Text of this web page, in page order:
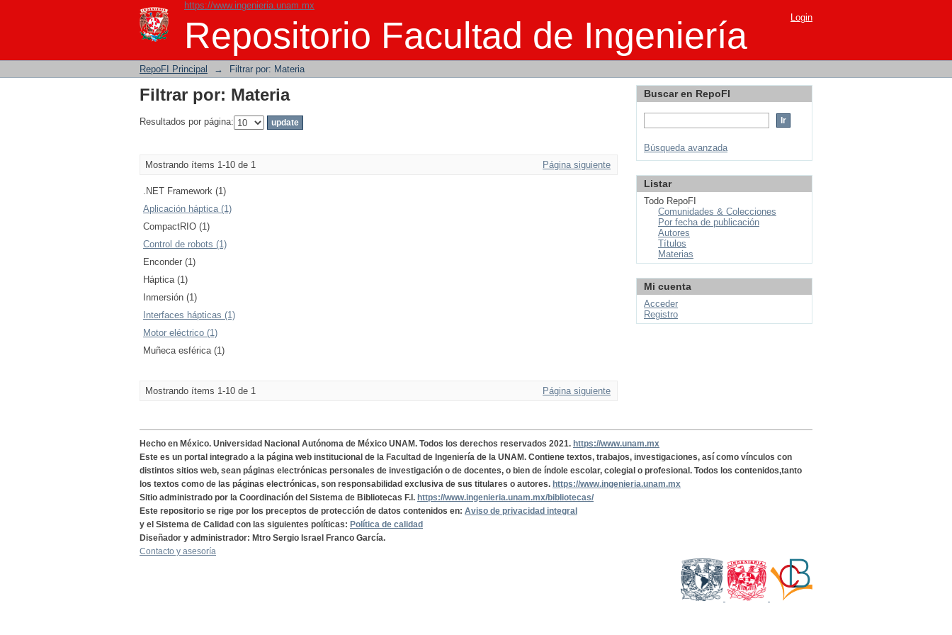
https://www.ingenieria.unam.mx
Repositorio Facultad de Ingeniería
Filtrar por: Materia Login
RepoFI Principal → Filtrar por: Materia
Filtrar por: Materia
Resultados por página:
Mostrando ítems 1-10 de 1 Página siguiente
.NET Framework (1)
Aplicación háptica (1)
CompactRIO (1)
Control de robots (1)
Enconder (1)
Háptica (1)
Inmersión (1)
Interfaces hápticas (1)
Motor eléctrico (1)
Muñeca esférica (1)
Mostrando ítems 1-10 de 1 Página siguiente
Buscar en RepoFI
Búsqueda avanzada
Listar
Todo RepoFI
Comunidades & Colecciones
Por fecha de publicación
Autores
Títulos
Materias
Mi cuenta
Acceder
Registro
Hecho en México. Universidad Nacional Autónoma de México UNAM. Todos los derechos reservados 2021. https://www.unam.mx
Este es un portal integrado a la página web institucional de la Facultad de Ingeniería de la UNAM. Contiene textos, trabajos, investigaciones, así como vínculos con
distintos sitios web, sean páginas electrónicas personales de investigación o de docentes, o bien de índole escolar, colegial o profesional. Todos los contenidos,tanto
los textos como de las páginas electrónicas, son responsabilidad exclusiva de sus titulares o autores. https://www.ingenieria.unam.mx
Sitio administrado por la Coordinación del Sistema de Bibliotecas F.I. https://www.ingenieria.unam.mx/bibliotecas/
Este repositorio se rige por los preceptos de protección de datos contenidos en: Aviso de privacidad integral
y el Sistema de Calidad con las siguientes políticas: Política de calidad
Diseñador y administrador: Mtro Sergio Israel Franco García.
Contacto y asesoría